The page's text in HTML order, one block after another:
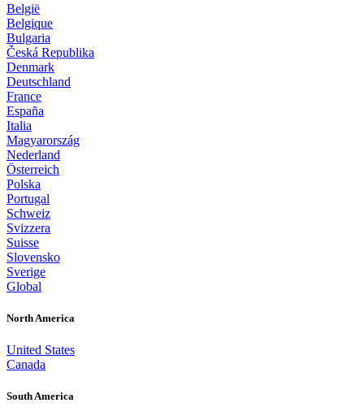
België
Belgique
Bulgaria
Česká Republika
Denmark
Deutschland
France
España
Italia
Magyarország
Nederland
Österreich
Polska
Portugal
Schweiz
Svizzera
Suisse
Slovensko
Sverige
Global
North America
United States
Canada
South America